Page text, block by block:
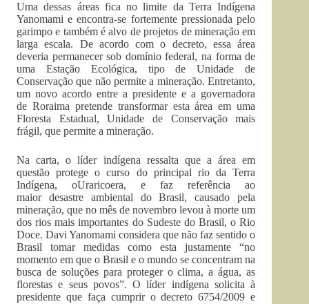
Uma dessas áreas fica no limite da Terra Indígena
Yanomami e encontra-se fortemente pressionada pelo
garimpo e também é alvo de projetos de mineração em
larga escala. De acordo com o decreto, essa área
deveria permanecer sob domínio federal, na forma de
uma Estação Ecológica, tipo de Unidade de
Conservação que não permite a mineração. Entretanto,
um novo acordo entre a presidente e a governadora
de Roraima pretende transformar esta área em uma
Floresta Estadual, Unidade de Conservação mais
frágil, que permite a mineração.
Na carta, o líder indígena ressalta que a área em
questão protege o curso do principal rio da Terra
Indígena, oUraricoera, e faz referência ao
maior desastre ambiental do Brasil, causado pela
mineração, que no mês de novembro levou à morte um
dos rios mais importantes do Sudeste do Brasil, o Rio
Doce. Davi Yanomami considera que não faz sentido o
Brasil tomar medidas como esta justamente “no
momento em que o Brasil e o mundo se concentram na
busca de soluções para proteger o clima, a água, as
florestas e seus povos”. O líder indígena solicita à
presidente que faça cumprir o decreto 6754/2009 e